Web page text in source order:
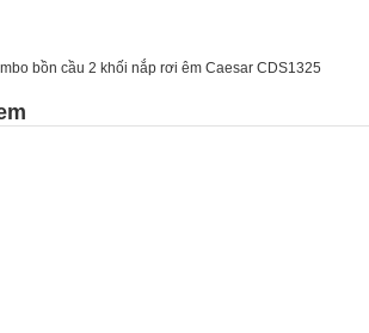
bồn cầu 2 khối nắp rơi êm Caesar CDS1325